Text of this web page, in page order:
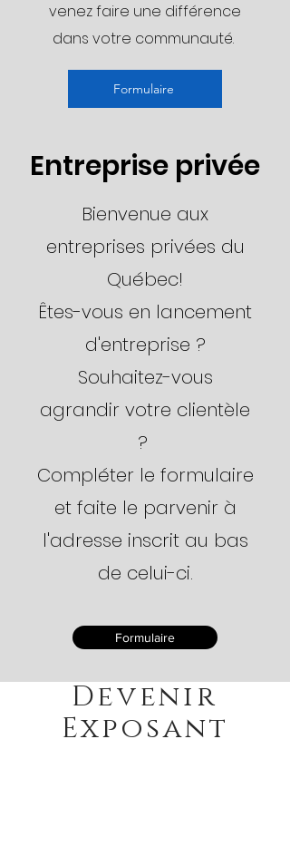
venez faire une différence
dans votre communauté.
Formulaire
Entreprise privée
Bienvenue aux
entreprises privées du
Québec!
​Êtes-vous en lancement
d'entreprise ?
Souhaitez-vous
agrandir votre clientèle
?
Compléter le formulaire
et faite le parvenir à
l'adresse inscrit au bas
de celui-ci.
Formulaire
Devenir
Exposant